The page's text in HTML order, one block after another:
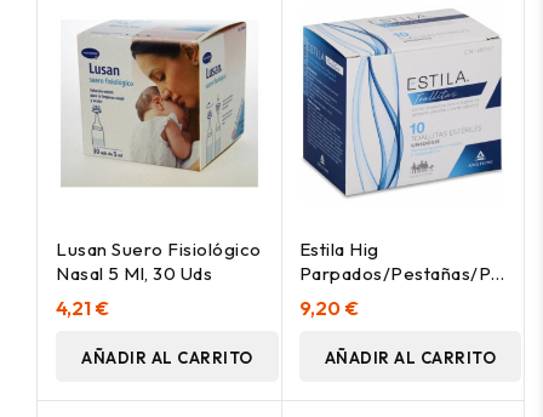
Lusan Suero Fisiológico
Nasal 5 Ml, 30 Uds
4,21 €
AÑADIR AL CARRITO
Estila Hig
Parpados/Pestañas/
10Toallitas
9,20 €
AÑADIR AL CARRITO